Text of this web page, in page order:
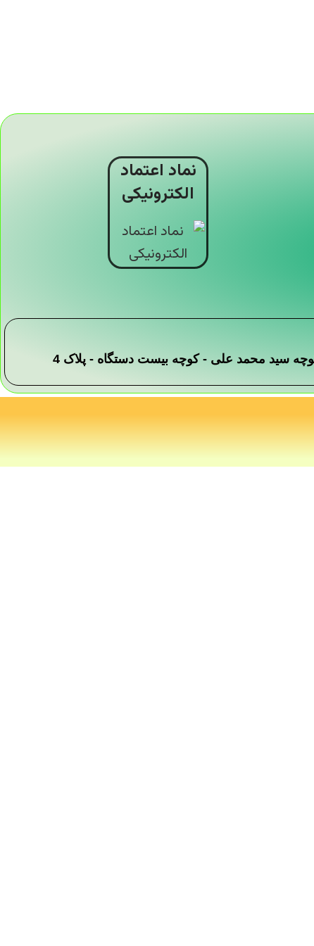
نماد اعتماد
الکترونیکی
کوچه سید محمد علی - کوچه بیست دستگاه - پلاک 4